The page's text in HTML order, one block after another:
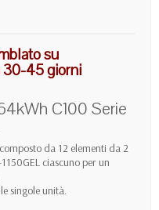
su
30-45 giorni
C100 Serie
da 12 elementi da 2
ciascuno per un
singole unità.